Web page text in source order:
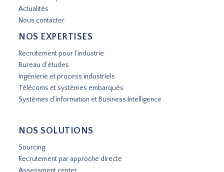
Actualités
Nous contacter
NOS EXPERTISES
Recrutement pour l'industrie
Bureau d'études
Ingénierie et process industriels
Télécoms et systèmes embarqués
Systèmes d’information et Business Intelligence
NOS SOLUTIONS
Sourcing
Recrutement par approche directe